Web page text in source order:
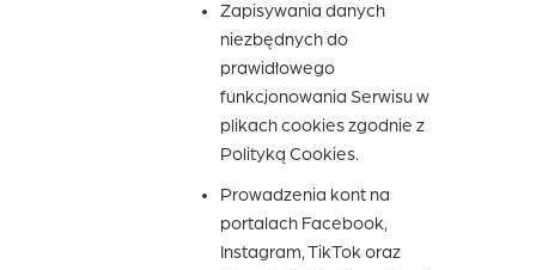
Zapisywania danych
niezbędnych do
prawidłowego
funkcjonowania Serwisu w
plikach cookies zgodnie z
Polityką Cookies.
Prowadzenia kont na
portalach Facebook,
Instagram, TikTok oraz